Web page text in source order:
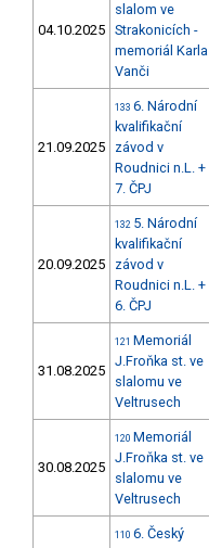
04.10.2025
slalom ve
Strakonicích -
memoriál Karla
Vanči
21.09.2025
133 6. Národní
kvalifikační
závod v
Roudnici n.L. +
7. ČPJ
20.09.2025
132 5. Národní
kvalifikační
závod v
Roudnici n.L. +
6. ČPJ
31.08.2025
121 Memoriál
J.Froňka st. ve
slalomu ve
Veltrusech
30.08.2025
120 Memoriál
J.Froňka st. ve
slalomu ve
Veltrusech
110 6. Český